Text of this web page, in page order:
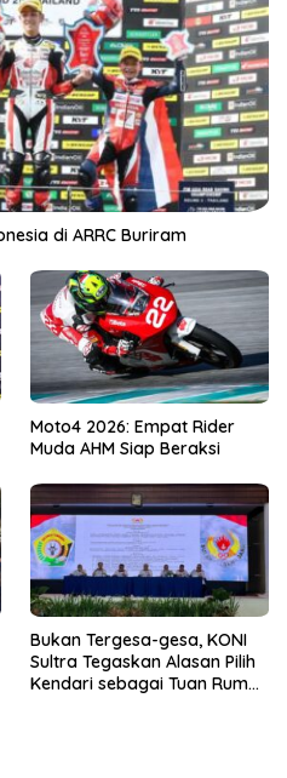
di ARRC Buriram
Moto4 2026: Empat Rider
Muda AHM Siap Beraksi
Bukan Tergesa-gesa, KONI
Sultra Tegaskan Alasan Pilih
Kendari sebagai Tuan Rumah